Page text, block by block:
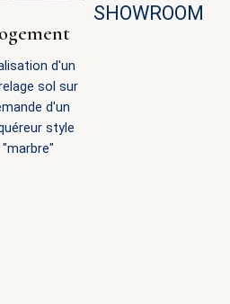
d'un
sol sur
d'un
style
"marbre"
SHOWROOM